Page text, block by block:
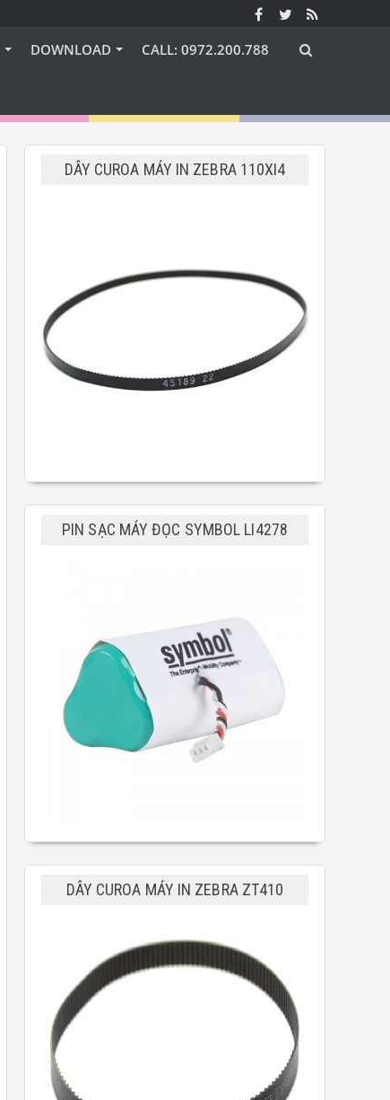
DOWNLOAD CALL: 0972.200.788
DÂY CUROA MÁY IN ZEBRA 110XI4
PIN SẠC MÁY ĐỌC SYMBOL LI4278
DÂY CUROA MÁY IN ZEBRA ZT410